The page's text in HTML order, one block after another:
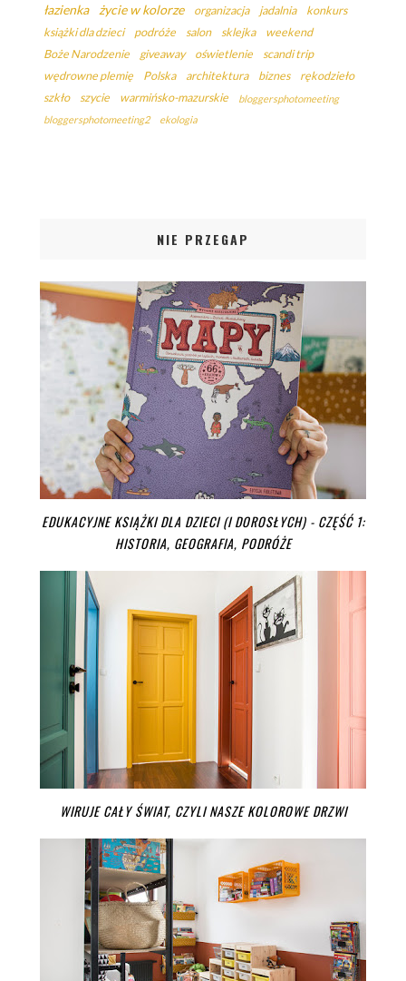
łazienka
życie w kolorze organizacja jadalnia
konkurs
książki dla dzieci
podróże salon sklejka
weekend
Boże Narodzenie
giveaway oświetlenie
scandi trip
wędrowne plemię
Polska architektura biznes
rękodzieło
szkło
szycie warmińsko-mazurskie
bloggersphotomeeting
bloggersphotomeeting2
ekologia
NIE PRZEGAP
EDUKACYJNE KSIĄŻKI DLA DZIECI (I DOROSŁYCH) - CZĘŚĆ 1:
HISTORIA, GEOGRAFIA, PODRÓŻE
WIRUJE CAŁY ŚWIAT, CZYLI NASZE KOLOROWE DRZWI